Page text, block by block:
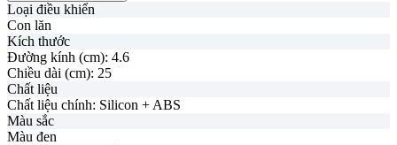
Loại điều khiển
Con lăn
Kích thước
Đường kính (cm): 4.6
Chiều dài (cm): 25
Chất liệu
Chất liệu chính: Silicon + ABS
Màu sắc
Màu đen